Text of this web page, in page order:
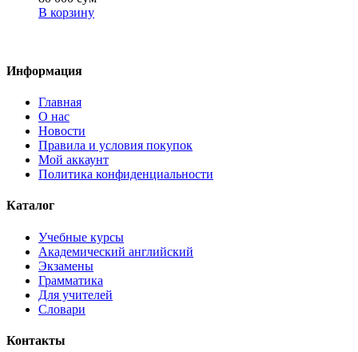
В корзину
Информация
Главная
О нас
Новости
Правила и условия покупок
Мой аккаунт
Политика конфиденциальности
Каталог
Учебные курсы
Академический английский
Экзамены
Грамматика
Для учителей
Словари
Контакты